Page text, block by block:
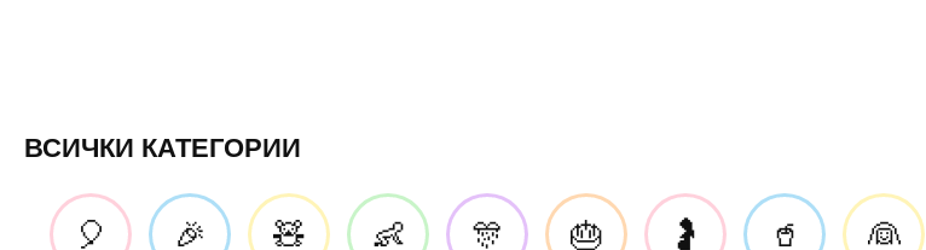
ВСИЧКИ КАТЕГОРИИ
🎈 🎉 🧸 👶 🎊 🎂 🤰 🥤 👰